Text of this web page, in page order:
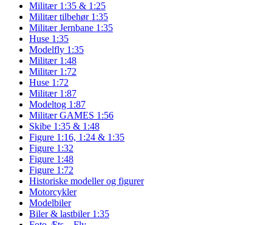
Militær 1:35 & 1:25
Militær tilbehør 1:35
Militær Jernbane 1:35
Huse 1:35
Modelfly 1:35
Militær 1:48
Militær 1:72
Huse 1:72
Militær 1:87
Modeltog 1:87
Militær GAMES 1:56
Skibe 1:35 & 1:48
Figure 1:16, 1:24 & 1:35
Figure 1:32
Figure 1:48
Figure 1:72
Historiske modeller og figurer
Motorcykler
Modelbiler
Biler & lastbiler 1:35